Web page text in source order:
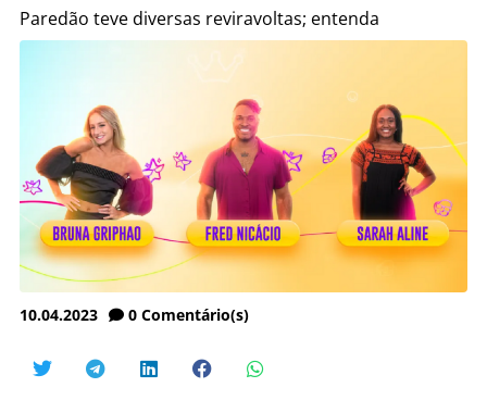
Paredão teve diversas reviravoltas; entenda
10.04.2023 0 Comentário(s)